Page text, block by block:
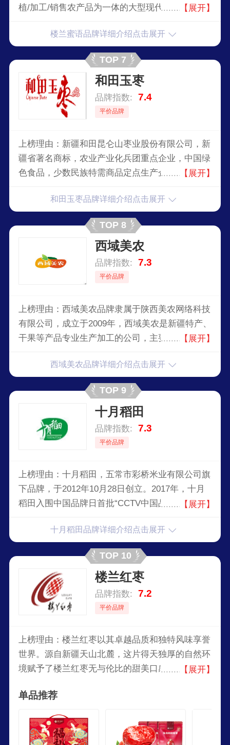
植/加工/销售农产品为一体的大型现代化企业，产
【展开】
楼兰蜜语品牌详细介绍点击展开
TOP 7
和田玉枣
品牌指数: 7.4
平价品牌
上榜理由：新疆和田昆仑山枣业股份有限公司，新
疆省著名商标，农业产业化兵团重点企业，中国绿
色食品，少数民族特需商品定点生产企业，专业从
【展开】
和田玉枣品牌详细介绍点击展开
TOP 8
西域美农
品牌指数: 7.3
平价品牌
上榜理由：西域美农品牌隶属于陕西美农网络科技
有限公司，成立于2009年，西域美农是新疆特产、
干果等产品专业生产加工的公司，主要产品有西域
的质量管理体系，我们的诚信、实力和产品质量在
业内是有口皆碑的。
【展开】
西域美农品牌详细介绍点击展开
TOP 9
十月稻田
品牌指数: 7.3
平价品牌
上榜理由：十月稻田，五常市彩桥米业有限公司旗
下品牌，于2012年10月28日创立。2017年，十月
稻田入围中国品牌日首批“CCTV中国品牌榜”。以
购、储运、生产、销售与一体的全产业链农业产业
化重点企业。以优质东北大米、杂粮、干货为主
营，被业内誉为中国农产品行业具活力和发展潜力
的企业之一。旗下主营产品有河套面粉、大米、五
谷杂粮等。
【展开】
十月稻田品牌详细介绍点击展开
TOP 10
楼兰红枣
品牌指数: 7.2
平价品牌
上榜理由：楼兰红枣以其卓越品质和独特风味享誉
世界。源自新疆天山北麓，这片得天独厚的自然环
境赋予了楼兰红枣无与伦比的甜美口感和丰富营
保每一颗枣都饱满、甘甜、富有弹性，是健康与美
味的完美结合。作为知名品牌，楼兰红枣不仅是健
康食品的首选，更是一种生活品质的象征。
【展开】
单品推荐